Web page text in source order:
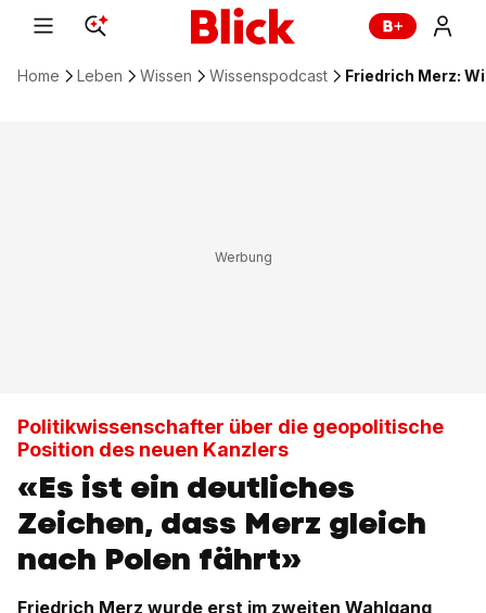
Home Leben Wissen Wissenspodcast Friedrich Merz:
Politikwissenschafter über die geopolitische
Position des neuen Kanzlers
«Es ist ein deutliches
Zeichen, dass Merz gleich
nach Polen fährt»
Friedrich Merz wurde erst im zweiten Wahlgang